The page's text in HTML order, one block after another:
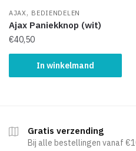
AJAX, BEDIENDELEN
Ajax Paniekknop (wit)
€40,50
In winkelmand
Gratis verzending
Bij alle bestellingen vanaf